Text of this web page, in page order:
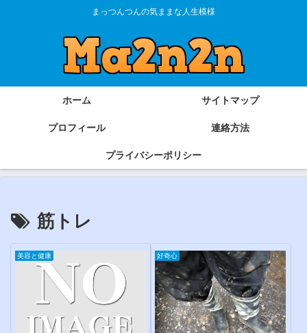
まっつんつんの気ままな人生模様
ホーム サイトマップ
プロフィール 連絡方法
プライバシーポリシー
筋トレ
美容と健康 好奇心